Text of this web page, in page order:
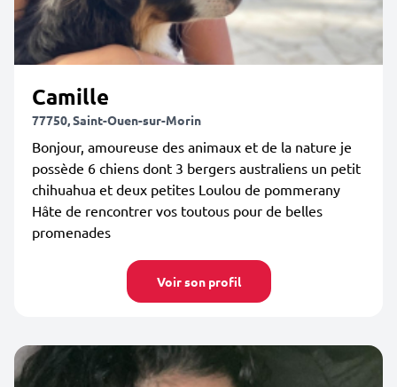
Camille
77750, Saint-Ouen-sur-Morin
Bonjour, amoureuse des animaux et de la nature je
possède 6 chiens dont 3 bergers australiens un petit
chihuahua et deux petites Loulou de pommerany
Hâte de rencontrer vos toutous pour de belles
promenades
Voir son profil